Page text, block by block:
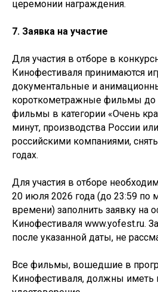
церемонии награждения.
7. Заявка на участие
Для участия в отборе в
Кинофестиваля принимаются
документальные и
короткометражные фильмы до
фильмы в категории «Очень
минут, производства России
российскими компаниями,
годах.
Для участия в отборе
20 июля 2026 года (до 23:59 по
времени) заполнить заявку на
Кинофестиваля www.yofest.ru.
после указанной даты, не
Все фильмы, вошедшие в
Кинофестиваля, должны иметь